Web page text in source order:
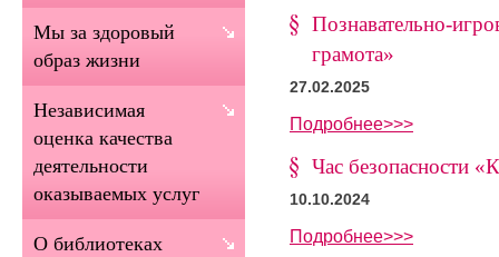
Познавательно-
грамота»
27.02.2025
Подробнее>>>
Час безопасности
10.10.2024
Подробнее>>>
Мы за здоровый
образ жизни
Независимая
оценка качества
деятельности
оказываемых услуг
О библиотеках